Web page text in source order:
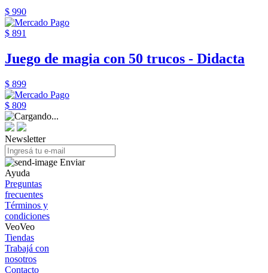
$ 990
$ 891
Juego de magia con 50 trucos - Didacta
$ 899
$ 809
Newsletter
Enviar
Ayuda
Preguntas
frecuentes
Términos y
condiciones
VeoVeo
Tiendas
Trabajá con
nosotros
Contacto